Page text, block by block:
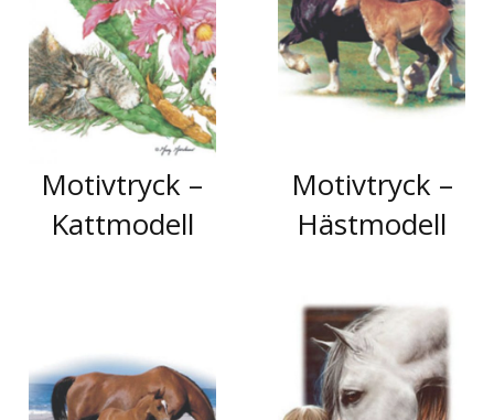
Motivtryck –
Kattmodell
Motivtryck –
Hästmodell